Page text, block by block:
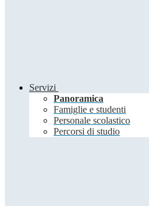
Servizi
Panoramica
Famiglie e studenti
Personale scolastico
Percorsi di studio